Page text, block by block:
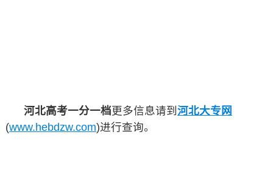
河北高考一分一档更多信息请到 河北大专网
(www.hebdzw.com)进行查询。